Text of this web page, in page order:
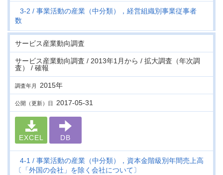
3-2
事業活動の産業（中分類），経営組織別事業従事者
数
サービス産業動向調査
サービス産業動向調査 / 2013年1月から / 拡大調査（年次調
査） / 確報
調査年月 2015年
公開（更新）日 2017-05-31
EXCEL DB
4-1
事業活動の産業（中分類），資本金階級別年間売上高
〔「外国の会社」を除く会社について〕